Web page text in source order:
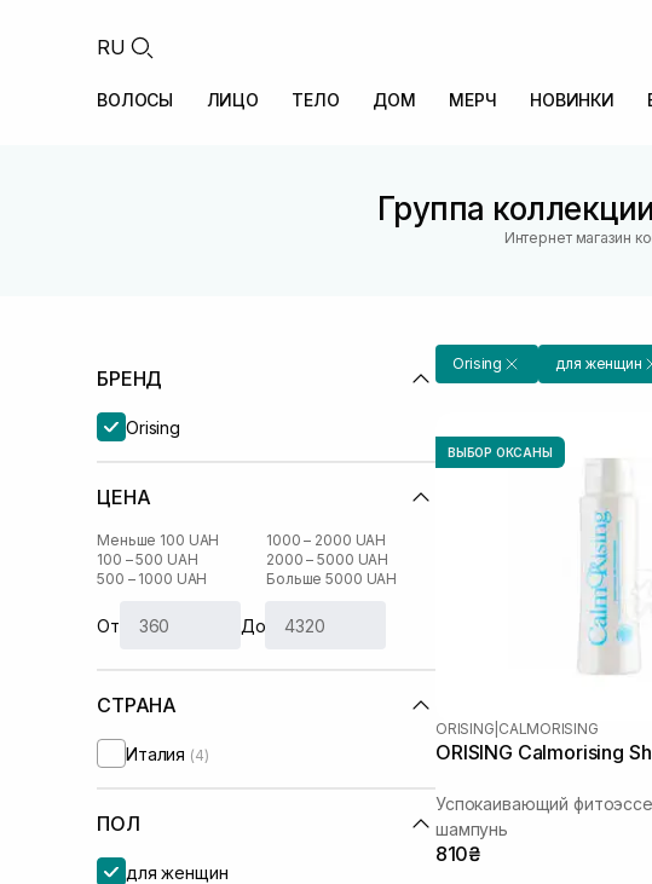
RU
ВОЛОСЫ ЛИЦО ТЕЛО ДОМ МЕРЧ НОВИНКИ
Группа
Интернет магазин
БРЕНД
Orising
ЦЕНА
Меньше 100 UAH
100 – 500 UAH
500 – 1000 UAH
1000 – 2000 UAH
2000 – 5000 UAH
Больше 5000 UAH
От До
СТРАНА
Италия (4)
ПОЛ
для женщин
Orising для женщин
ВЫБОР ОКСАНЫ
ORISING CALMORISING
ORISING Calmorising
Успокаивающий
шампунь
810₴